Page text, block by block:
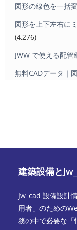
図形の線色を一括
図形を上下左右に
(4,276)
JWW で使える配
無料CADデータ｜
建築設備と
Jw_cad 設備設計
用者」のための
務の中で必要な「